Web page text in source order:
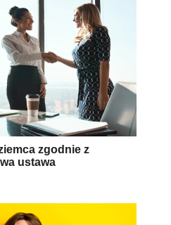
zgodnie z
ustawa